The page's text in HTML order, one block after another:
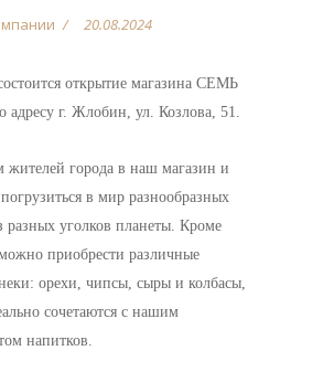
20.08.2024
открытие магазина СЕМЬ
г. Жлобин, ул. Козлова, 51.
жителей города в наш магазин и
в мир разнообразных
разных уголков планеты. Кроме
приобрести различные
орехи, чипсы, сыры и колбасы,
сочетаются с нашим
напитков.